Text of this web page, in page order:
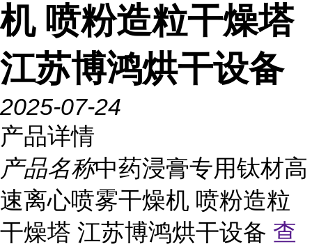
机 喷粉造粒干燥塔
江苏博鸿烘干设备
2025-07-24
产品详情
产品名称中药浸膏专用钛材高
速离心喷雾干燥机 喷粉造粒
干燥塔 江苏博鸿烘干设备 查